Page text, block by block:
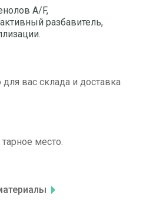
A/F,
разбавитель,
вас склада и доставка
место.